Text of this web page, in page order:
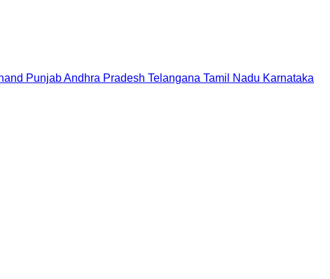
PunjabAndhra Pradesh Telangana Tamil Nadu Karnataka